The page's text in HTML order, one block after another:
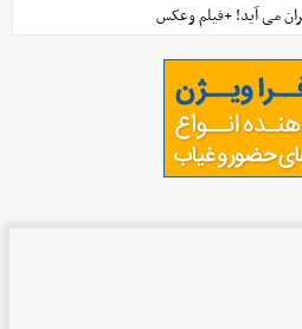
می آید! +فیلم وعکس